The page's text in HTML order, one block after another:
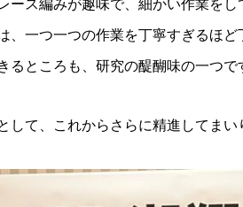
ース編みが趣味で、細かい作業を
、一つ一つの作業を丁寧すぎるほ
ところも、研究の醍醐味の一つで
して、これからさらに精進してま